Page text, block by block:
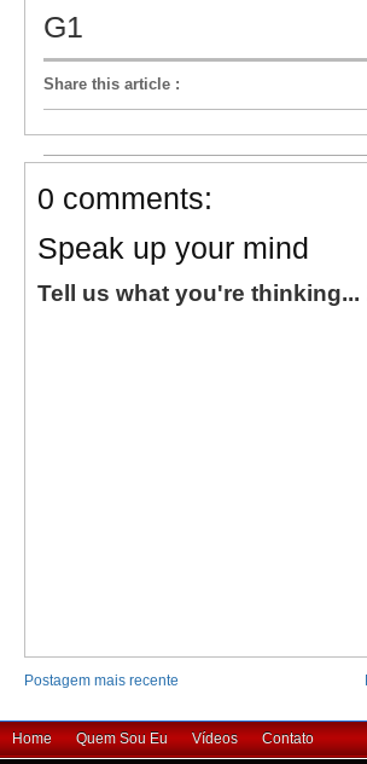
G1
Share this article :
0 comments:
Speak up your mind
Tell us what you're thinking...
Postagem mais recente
Home Quem Sou Eu Vídeos Contato